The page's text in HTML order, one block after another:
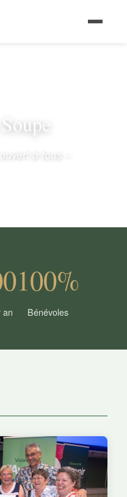
à tous –
an
100%
Bénévoles